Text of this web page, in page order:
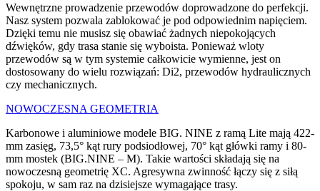
Wewnętrzne prowadzenie przewodów doprowadzone do perfekcji.
Nasz system pozwala zablokować je pod odpowiednim napięciem.
Dzięki temu nie musisz się obawiać żadnych niepokojących
dźwięków, gdy trasa stanie się wyboista. Ponieważ wloty
przewodów są w tym systemie całkowicie wymienne, jest on
dostosowany do wielu rozwiązań: Di2, przewodów hydraulicznych
czy mechanicznych.
NOWOCZESNA GEOMETRIA
Karbonowe i aluminiowe modele BIG. NINE z ramą Lite mają 422-
mm zasięg, 73,5° kąt rury podsiodłowej, 70° kąt główki ramy i 80-
mm mostek (BIG.NINE – M). Takie wartości składają się na
nowoczesną geometrię XC. Agresywna zwinność łączy się z siłą
spokoju, w sam raz na dzisiejsze wymagające trasy.